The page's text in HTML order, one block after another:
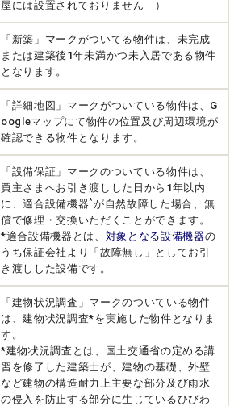
屋には設置されておりません ）
「新築」マークがついてる物件は、未完成
または建築後1年未満かつ未入居である物件
となります。
「詳細地図」マークがついている物件は、G
oogleマップにて物件の位置及び周辺環境が
確認できる物件となります。
「設備保証」マークのついている物件は、
買主さまへお引き渡しした日から1年以内
に、適合設備機器*が自然故障した場合、無
償で修理・交換いただくことができます。
*適合設備機器とは、 対象となる設備機器の
うち保証会社より「故障無し」としてお引
き渡しした設備です。
「建物状況調査」マークのついている物件
は、建物状況調査*を実施した物件となりま
す。
*建物状況調査とは、国土交通省の定める講
習を修了した建築士が、建物の基礎、外壁
など建物の構造耐力上主要な部分及び雨水
の侵入を防止する部分に生じているひびわ